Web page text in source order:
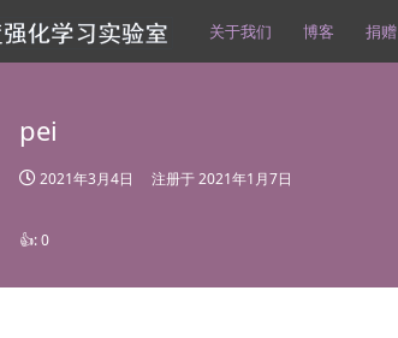
关于我们 博客 捐赠
pei
2021年3月4日 注册于2021年1月7日
👍:0